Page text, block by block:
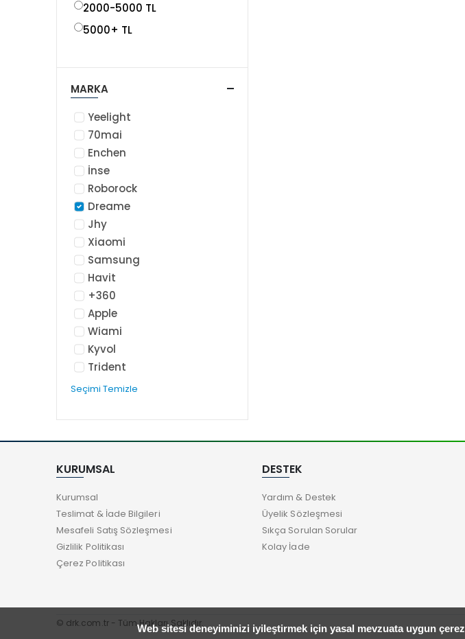
Web sitesi deneyiminizi iyileştirmek için yasal mevzuata uygun
2000-5000 TL
5000+ TL
MARKA
Yeelight
70mai
Enchen
İnse
Roborock
Dreame
Jhy
Xiaomi
Samsung
Havit
+360
Apple
Wiami
Kyvol
Trident
Seçimi Temizle
KURUMSAL
Kurumsal
Teslimat & İade Bilgileri
Mesafeli Satış Sözleşmesi
Gizlilik Politikası
Çerez Politikası
DESTEK
Yardım & Destek
Üyelik Sözleşmesi
Sıkça Sorulan Sorular
Kolay İade
© drk.com.tr - Tüm Hakları Saklıdır.